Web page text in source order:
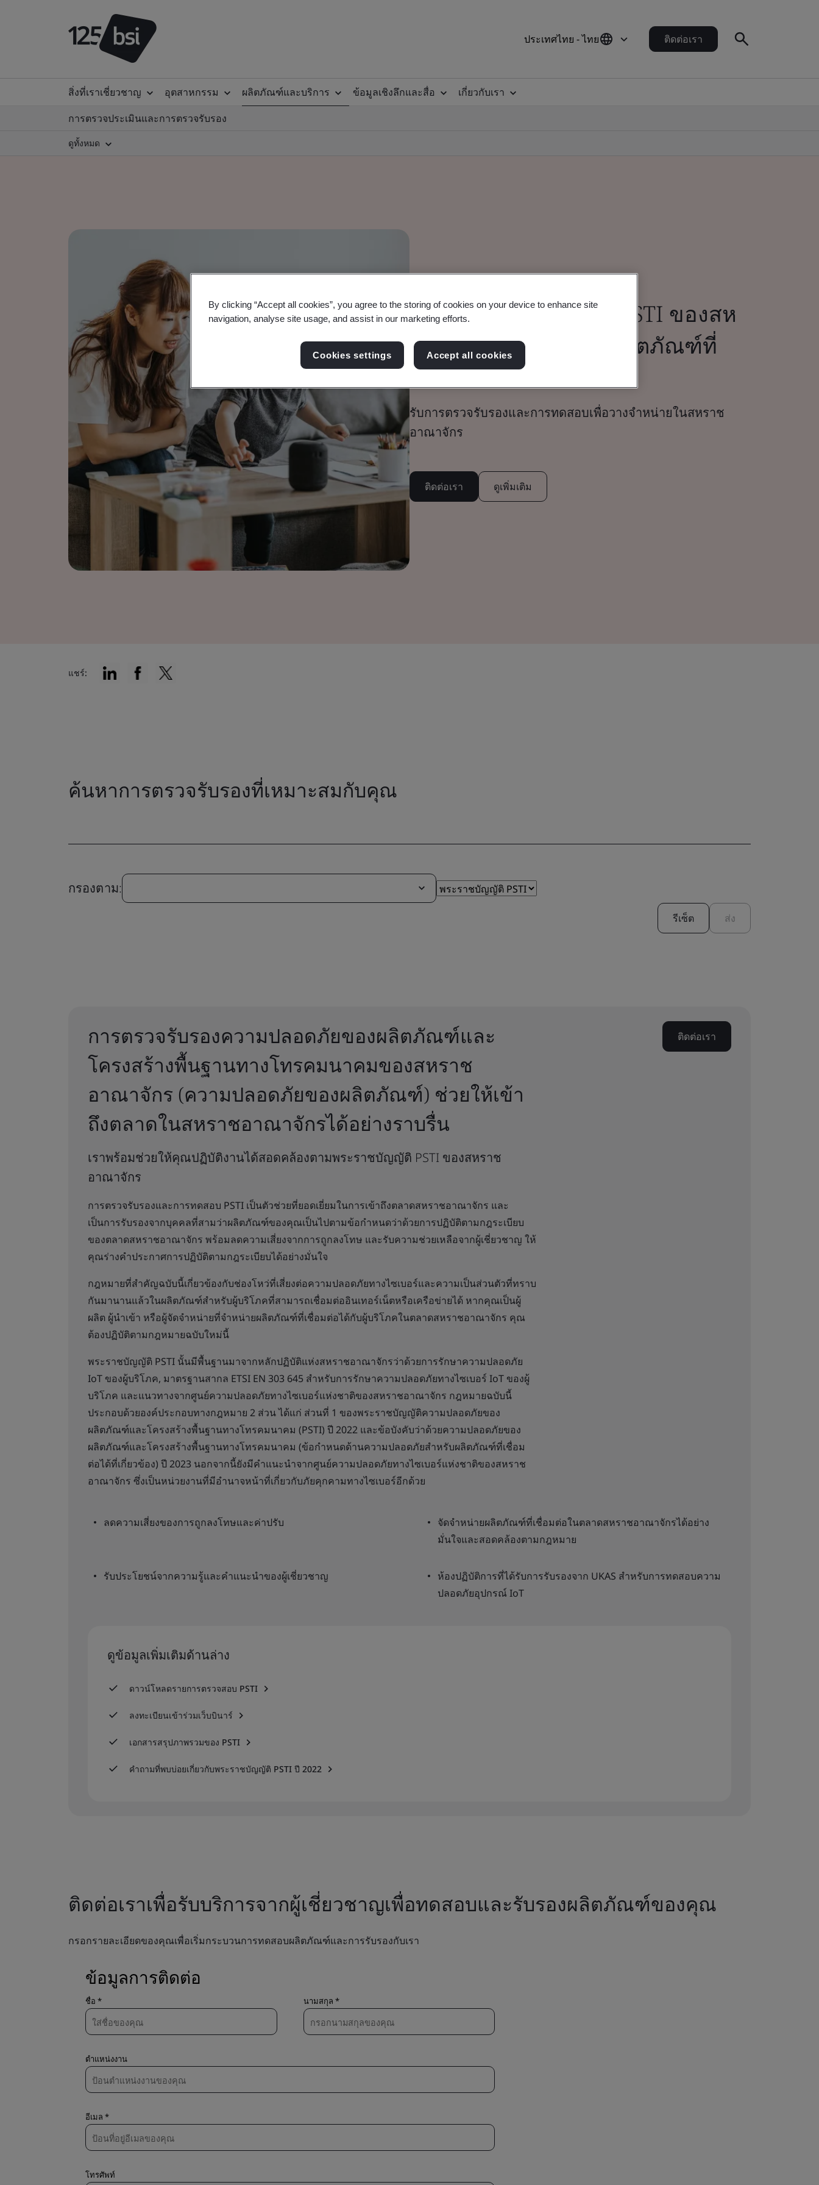
ประเทศไทย - ไทย ติดต่อเรา
สิ่งที่เราเชี่ยวชาญ อุตสาหกรรม ผลิตภัณฑ์และบริการ ข้อมูลเชิงลึกและสื่อ
เกี่ยวกับเรา
การตรวจประเมินและการตรวจรับรอง
ดูทั้งหมด
การทดสอบปฏิบัติตาม PSTI ของสห
ราชอาณาจักรสำหรับผลิตภัณฑ์ที่
เชื่อมต่อได้
รับการตรวจรับรองและการทดสอบเพื่อวางจำหน่ายในสหราช
อาณาจักร
ติดต่อเรา ดูเพิ่มเติม
แชร์:
ค้นหาการตรวจรับรองที่เหมาะสมกับคุณ
กรองตาม:
รีเซ็ต ส่ง
การตรวจรับรองความปลอดภัยของผลิตภัณฑ์และ
โครงสร้างพื้นฐานทางโทรคมนาคมของสหราช
อาณาจักร (ความปลอดภัยของผลิตภัณฑ์) ช่วยให้เข้า
ถึงตลาดในสหราชอาณาจักรได้อย่างราบรื่น
เราพร้อมช่วยให้คุณปฏิบัติงานได้สอดคล้องตามพระราชบัญญัติ PSTI ของสหราช
อาณาจักร
การตรวจรับรองและการทดสอบ PSTI เป็นตัวช่วยที่ยอดเยี่ยมในการเข้าถึงตลาดสหราชอาณาจักร และ
เป็นการรับรองจากบุคคลที่สามว่าผลิตภัณฑ์ของคุณเป็นไปตามข้อกำหนดว่าด้วยการปฏิบัติตามกฎระเบียบ
ของตลาดสหราชอาณาจักร พร้อมลดความเสี่ยงจากการถูกลงโทษ และรับความช่วยเหลือจากผู้เชี่ยวชาญ ให้
คุณร่างคำประกาศการปฏิบัติตามกฎระเบียบได้อย่างมั่นใจ
กฎหมายที่สำคัญฉบับนี้เกี่ยวข้องกับช่องโหว่ที่เสี่ยงต่อความปลอดภัยทางไซเบอร์และความเป็นส่วนตัวที่ทราบ
กันมานานแล้วในผลิตภัณฑ์สำหรับผู้บริโภคที่สามารถเชื่อมต่ออินเทอร์เน็ตหรือเครือข่ายได้ หากคุณเป็นผู้
ผลิต ผู้นำเข้า หรือผู้จัดจำหน่ายที่จำหน่ายผลิตภัณฑ์ที่เชื่อมต่อได้กับผู้บริโภคในตลาดสหราชอาณาจักร คุณ
ต้องปฏิบัติตามกฎหมายฉบับใหม่นี้
พระราชบัญญัติ PSTI นั้นมีพื้นฐานมาจากหลักปฏิบัติแห่งสหราชอาณาจักรว่าด้วยการรักษาความปลอดภัย
IoT ของผู้บริโภค, มาตรฐานสากล ETSI EN 303 645 สำหรับการรักษาความปลอดภัยทางไซเบอร์ IoT ของผู้
บริโภค และแนวทางจากศูนย์ความปลอดภัยทางไซเบอร์แห่งชาติของสหราชอาณาจักร กฎหมายฉบับนี้
ประกอบด้วยองค์ประกอบทางกฎหมาย 2 ส่วน ได้แก่ ส่วนที่ 1 ของพระราชบัญญัติความปลอดภัยของ
ผลิตภัณฑ์และโครงสร้างพื้นฐานทางโทรคมนาคม (PSTI) ปี 2022 และข้อบังคับว่าด้วยความปลอดภัยของ
ผลิตภัณฑ์และโครงสร้างพื้นฐานทางโทรคมนาคม (ข้อกำหนดด้านความปลอดภัยสำหรับผลิตภัณฑ์ที่เชื่อม
ต่อได้ที่เกี่ยวข้อง) ปี 2023 นอกจากนี้ยังมีคำแนะนำจากศูนย์ความปลอดภัยทางไซเบอร์แห่งชาติของสหราช
อาณาจักร ซึ่งเป็นหน่วยงานที่มีอำนาจหน้าที่เกี่ยวกับภัยคุกคามทางไซเบอร์อีกด้วย
ติดต่อเรา
ลดความเสี่ยงของการถูกลงโทษและค่าปรับ
จัดจำหน่ายผลิตภัณฑ์ที่เชื่อมต่อในตลาดสหราชอาณาจักรได้อย่าง
มั่นใจและสอดคล้องตามกฎหมาย
รับประโยชน์จากความรู้และคำแนะนำของผู้เชี่ยวชาญ
ห้องปฏิบัติการที่ได้รับการรับรองจาก UKAS สำหรับการทดสอบความ
ปลอดภัยอุปกรณ์ IoT
ดูข้อมูลเพิ่มเติมด้านล่าง
ดาวน์โหลดรายการตรวจสอบ PSTI
ลงทะเบียนเข้าร่วมเว็บบินาร์
เอกสารสรุปภาพรวมของ PSTI
คำถามที่พบบ่อยเกี่ยวกับพระราชบัญญัติ PSTI ปี 2022
ติดต่อเราเพื่อรับบริการจากผู้เชี่ยวชาญเพื่อทดสอบและรับรองผลิตภัณฑ์ของคุณ
กรอกรายละเอียดของคุณเพื่อเริ่มกระบวนการทดสอบผลิตภัณฑ์และการรับรองกับเรา
By clicking “Accept all cookies”, you agree to the storing of cookies on your device to enhance site
navigation, analyse site usage, and assist in our marketing efforts.
Cookies settings Accept all cookies